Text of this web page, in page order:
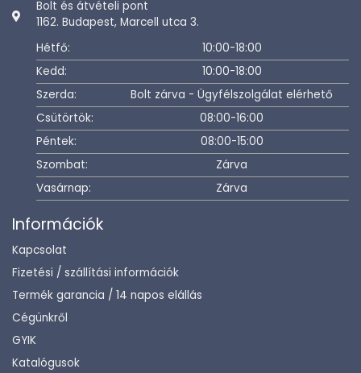
Bolt és átvételi pont
1162. Budapest, Marcell utca 3.
Hétfő:
10:00-18:00
Kedd:
10:00-18:00
Szerda:
Bolt zárva - Ügyfélszolgálat elérhető
Csütörtök:
08:00-16:00
Péntek:
08:00-15:00
Szombat:
Zárva
Vasárnap:
Zárva
Információk
Kapcsolat
Fizetési / szállítási információk
Termék garancia / 14 napos elállás
Cégünkről
GYIK
Katalógusok